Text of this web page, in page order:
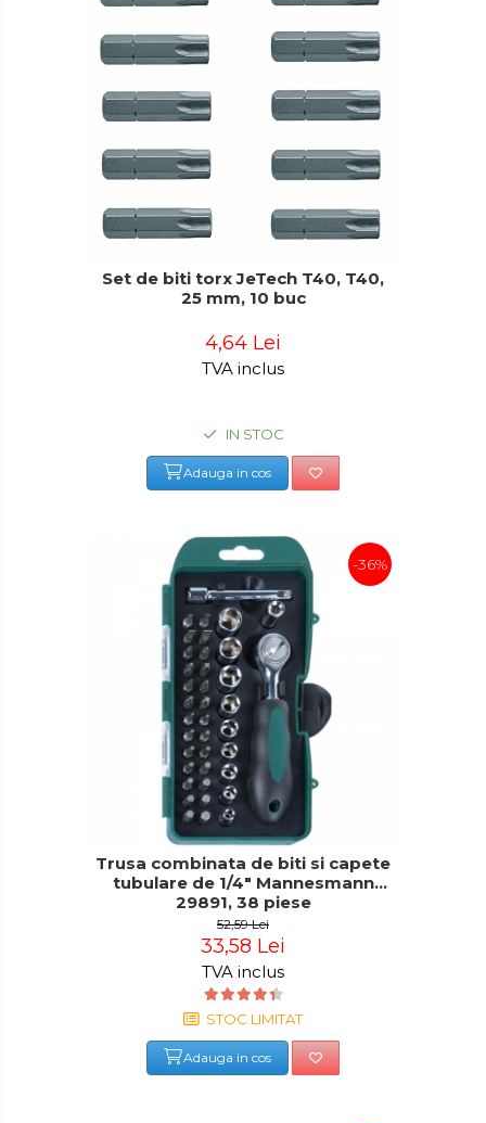
Set de biti torx JeTech T40, T40,
25 mm, 10 buc
4,64 Lei
TVA inclus
IN STOC
Adauga in cos
-36%
Trusa combinata de biti si capete
tubulare de 1/4" Mannesmann
29891, 38 piese
52,59 Lei
33,58 Lei
TVA inclus
STOC LIMITAT
Adauga in cos